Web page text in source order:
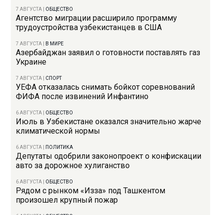
7 АВГУСТА ОБЩЕСТВО
Агентство миграции расширило программу
трудоустройства узбекистанцев в США
7 АВГУСТА В МИРЕ
Азербайджан заявил о готовности поставлять газ
Украине
7 АВГУСТА СПОРТ
УЕФА отказалась снимать бойкот соревнований
ФИФА после извинений Инфантино
6 АВГУСТА ОБЩЕСТВО
Июль в Узбекистане оказался значительно жарче
климатической нормы
6 АВГУСТА ПОЛИТИКА
Депутаты одобрили законопроект о конфискации
авто за дорожное хулиганство
6 АВГУСТА ОБЩЕСТВО
Рядом с рынком «Изза» под Ташкентом
произошел крупный пожар